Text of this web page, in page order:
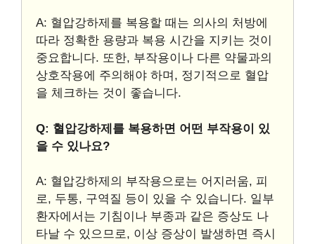
A: 혈압강하제를 복용할 때는 의사의 처방에
따라 정확한 용량과 복용 시간을 지키는 것이
중요합니다. 또한, 부작용이나 다른 약물과의
상호작용에 주의해야 하며, 정기적으로 혈압
을 체크하는 것이 좋습니다.
Q: 혈압강하제를 복용하면 어떤 부작용이 있
을 수 있나요?
A: 혈압강하제의 부작용으로는 어지러움, 피
로, 두통, 구역질 등이 있을 수 있습니다. 일부
환자에서는 기침이나 부종과 같은 증상도 나
타날 수 있으므로, 이상 증상이 발생하면 즉시